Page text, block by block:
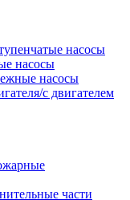
насосы
насосы
насосы
с двигателем
части